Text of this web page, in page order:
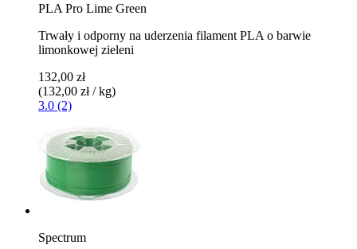
PLA Pro Lime Green
Trwały i odporny na uderzenia filament PLA o barwie
limonkowej zieleni
132,00 zł
(132,00 zł / kg)
3.0 (2)
Spectrum